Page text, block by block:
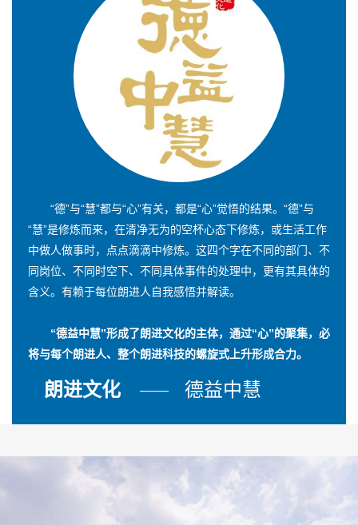
“德”与“慧”都与“心”有关，都是“心”觉悟的结果。“德”与
“慧”是修炼而来，在清净无为的空杯心态下修炼，或生活工作
中做人做事时，点点滴滴中修炼。这四个字在不同的部门、不
同岗位、不同时空下、不同具体事件的处理中，更有其具体的
含义。有赖于每位朗进人自我感悟并解读。
“德益中慧”形成了朗进文化的主体，通过“心”的聚集，必
将与每个朗进人、整个朗进科技的螺旋式上升形成合力。
朗进文化 德益中慧